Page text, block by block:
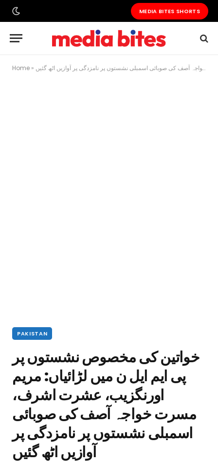
MEDIA BITES SHORTS
Home » خواتین کی مخصوص نشستوں پر پی ایم ایل ن میں لڑائیاں: مریم اورنگزیب، عشرت اشرف، مسرت خواجہ آصف کی صوبائی اسمبلی نشستوں پر نامزدگی پر آوازیں اٹھ گئیں
PAKISTAN
خواتین کی مخصوص نشستوں پر
پی ایم ایل ن میں لڑائیاں: مریم
اورنگزیب، عشرت اشرف،
مسرت خواجہ آصف کی صوبائی
اسمبلی نشستوں پر نامزدگی پر
آوازیں اٹھ گئیں